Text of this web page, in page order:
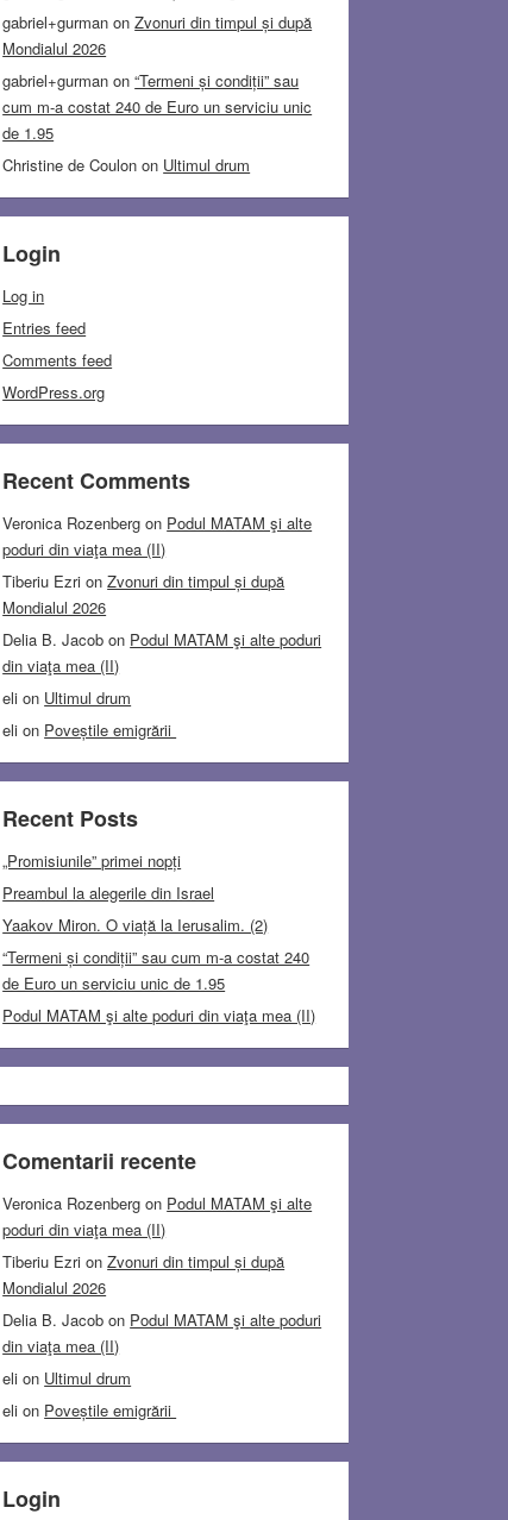
gabriel+gurman onZvonuri din timpul și după
Mondialul 2026
gabriel+gurman on“Termeni și condiții” sau
cum m-a costat 240 de Euro un serviciu unic
de 1.95
Christine de Coulon on Ultimul drum
Login
Log in
Entries feed
Comments feed
WordPress.org
Recent Comments
Veronica Rozenberg on Podul MATAM şi alte
poduri din viaţa mea (II)
Tiberiu Ezri onZvonuri din timpul și după
Mondialul 2026
Delia B. Jacob on Podul MATAM şi alte poduri
din viaţa mea (II)
eli on Ultimul drum
eli on Poveștile emigrării
Recent Posts
„Promisiunile” primei nopți
Preambul la alegerile din Israel
Yaakov Miron. O viață la Ierusalim. (2)
“Termeni și condiții” sau cum m-a costat 240
de Euro un serviciu unic de 1.95
Podul MATAM şi alte poduri din viaţa mea (II)
Comentarii recente
Veronica Rozenberg on Podul MATAM şi alte
poduri din viaţa mea (II)
Tiberiu Ezri onZvonuri din timpul și după
Mondialul 2026
Delia B. Jacob on Podul MATAM şi alte poduri
din viaţa mea (II)
eli on Ultimul drum
eli on Poveștile emigrării
Login